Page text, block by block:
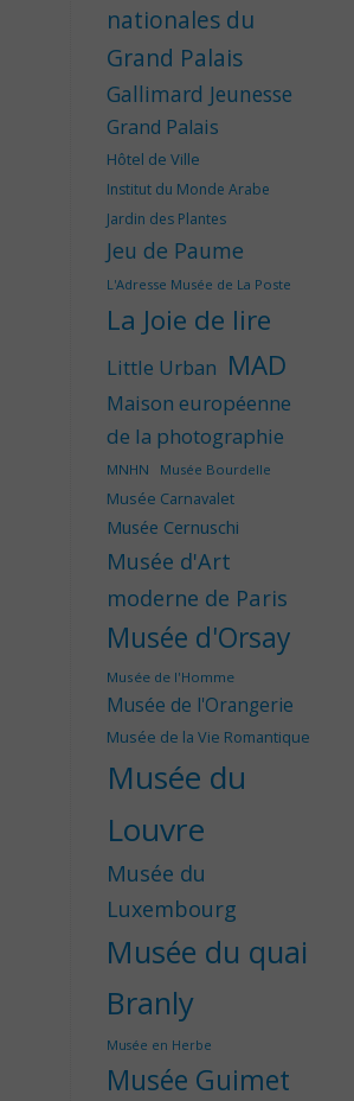
nationales du
Grand Palais
Gallimard Jeunesse
Grand Palais
Hôtel de Ville
Institut du Monde Arabe
Jardin des Plantes
Jeu de Paume
L'Adresse Musée de La Poste
La Joie de lire
Little Urban MAD
Maison européenne
de la photographie
MNHN Musée Bourdelle
Musée Carnavalet
Musée Cernuschi
Musée d'Art
moderne de Paris
Musée d'Orsay
Musée de l'Homme
Musée de l'Orangerie
Musée de la Vie Romantique
Musée du
Louvre
Musée du
Luxembourg
Musée du quai
Branly
Musée en Herbe
Musée Guimet